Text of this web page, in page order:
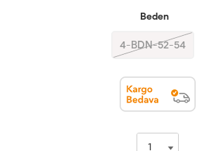
Beden
4-BDN-52-54